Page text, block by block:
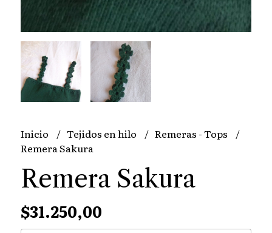
Inicio Tejidos en hilo
Remeras - Tops
Remera Sakura
Remera Sakura
$31.250,00